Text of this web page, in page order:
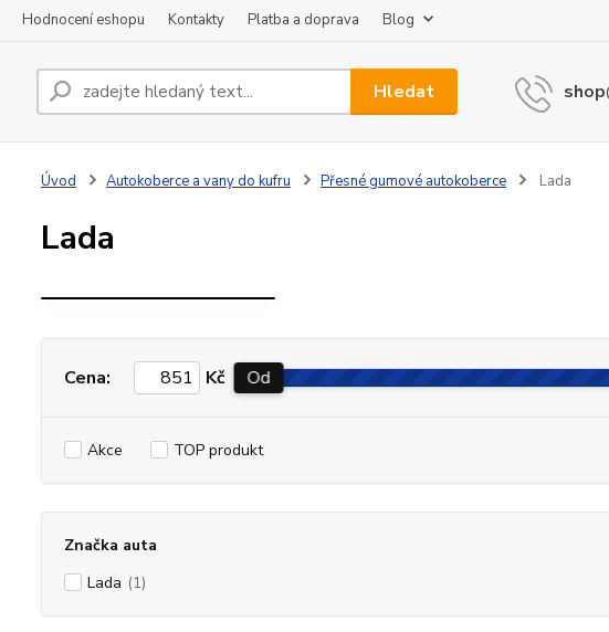
Hodnocení eshopu Kontakty Platba a doprava Blog
Hledat
Úvod Autokoberce a vany do kufru Přesné gumové autokoberce Lada
Lada
Cena: Kč Od
Akce TOP produkt
Značka auta
Lada (1)